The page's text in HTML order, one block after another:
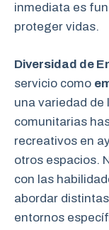
inmediata es
proteger vidas.
Diversidad de
servicio como
una variedad de
comunitarias
recreativos en
otros espacios.
con las
abordar
entornos